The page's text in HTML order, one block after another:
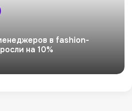
в fashion-
на 10%